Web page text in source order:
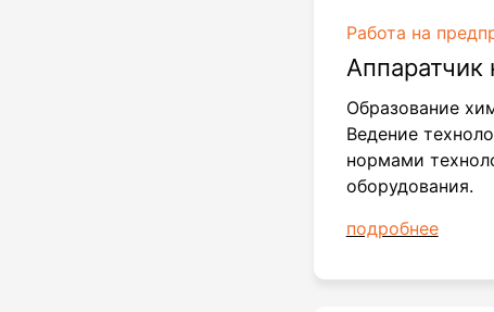
Работа на
Аппаратчик
Образование
Ведение
нормами
оборудования.
подробнее